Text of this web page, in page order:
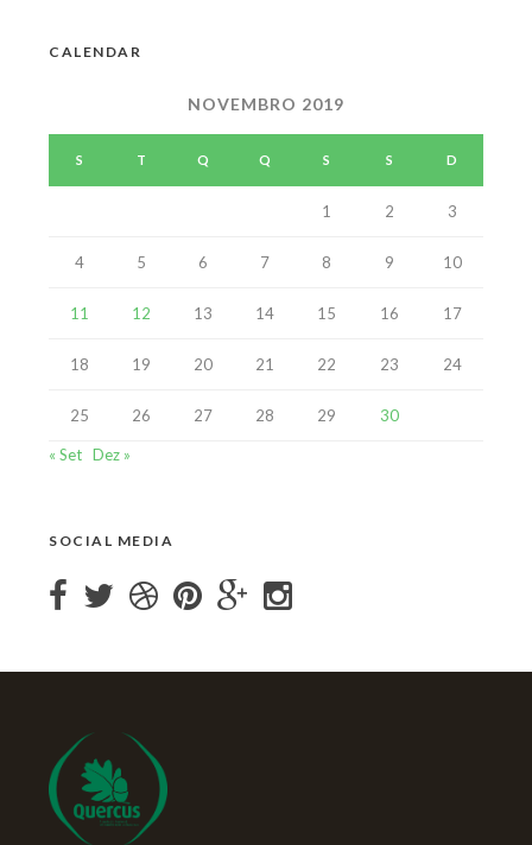
CALENDAR
NOVEMBRO 2019
S T Q Q S S D
1 2 3
4 5 6 7 8 9 10
11 12 13 14 15 16 17
18 19 20 21 22 23 24
25 26 27 28 29 30
« Set Dez »
SOCIAL MEDIA